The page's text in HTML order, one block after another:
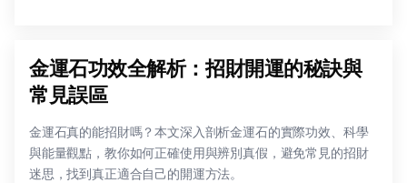
金運石功效全解析：招財開運的秘訣與
常見誤區
金運石真的能招財嗎？本文深入剖析金運石的實際功效、科學
與能量觀點，教你如何正確使用與辨別真假，避免常見的招財
迷思，找到真正適合自己的開運方法。